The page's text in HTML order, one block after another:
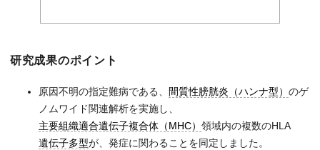
研究成果のポイント
原因不明の指定難病である、 間質性膀胱炎（ハンナ型） のゲ
ノムワイド関連解析を実施し、
主要組織適合遺伝子複合体（MHC） 領域内の複数のHLA
遺伝子多型が、発症に関わることを同定しました。